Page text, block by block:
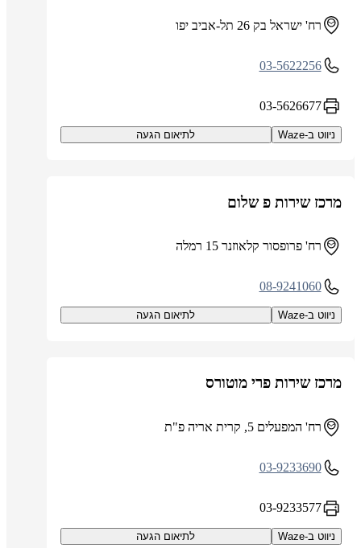
רח' ישראל בק 26 תל-אביב יפו
03-5622256
03-5626677
ניווט ב-Waze לתיאום הגעה
מרכז שירות פ שלום
רח' פרופסור קלאוזנר 15 רמלה
08-9241060
ניווט ב-Waze לתיאום הגעה
מרכז שירות פרי מוטורס
רח' המפעלים 5, קרית אריה פ"ת
03-9233690
03-9233577
ניווט ב-Waze לתיאום הגעה